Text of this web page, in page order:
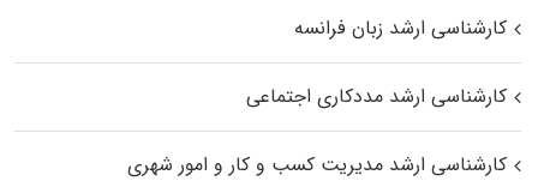
کارشناسی ارشد زبان فرانسه
کارشناسی ارشد مددکاری اجتماعی
کارشناسی ارشد مدیریت کسب و کار و امور شهری